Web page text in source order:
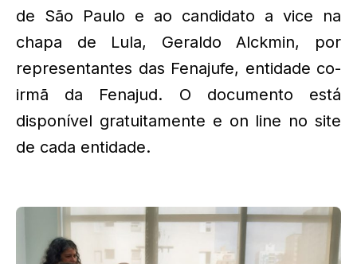
de São Paulo e ao candidato a vice na
chapa de Lula, Geraldo Alckmin, por
representantes das Fenajufe, entidade co-
irmã da Fenajud. O documento está
disponível gratuitamente e on line no site
de cada entidade.